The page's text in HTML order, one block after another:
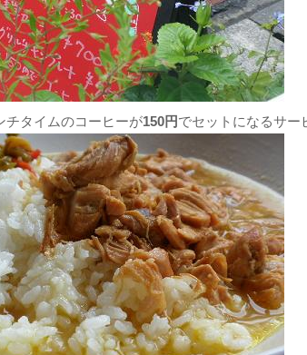
チタイムのコーヒーが150円でセットになるサー